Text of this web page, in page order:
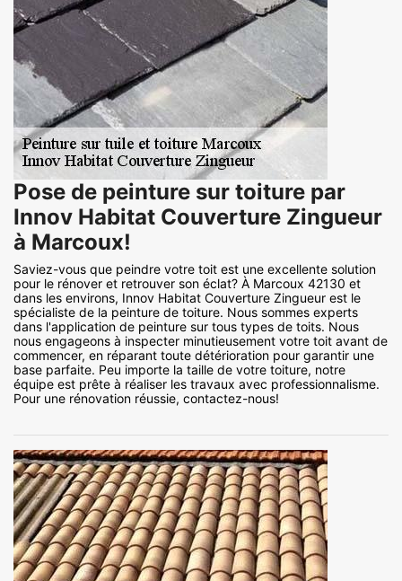
Pose de peinture sur toiture par
Innov Habitat Couverture Zingueur
à Marcoux!
Saviez-vous que peindre votre toit est une excellente solution
pour le rénover et retrouver son éclat? À Marcoux 42130 et
dans les environs, Innov Habitat Couverture Zingueur est le
spécialiste de la peinture de toiture. Nous sommes experts
dans l'application de peinture sur tous types de toits. Nous
nous engageons à inspecter minutieusement votre toit avant de
commencer, en réparant toute détérioration pour garantir une
base parfaite. Peu importe la taille de votre toiture, notre
équipe est prête à réaliser les travaux avec professionnalisme.
Pour une rénovation réussie, contactez-nous!